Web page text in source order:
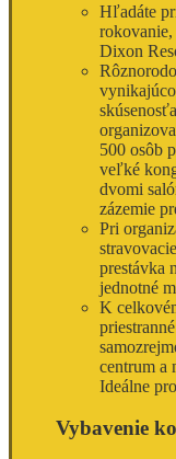
Hľadáte
rokovanie,
Dixon
500 osôb
veľké
dvomi
zázemie
Pri
prestávka
jednotné
K
centrum a
Ideálne
Vybavenie